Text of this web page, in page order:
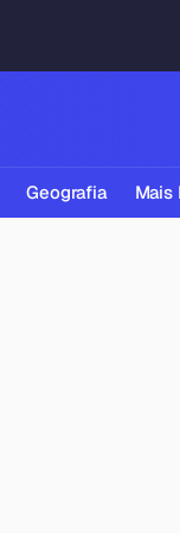
Geografia Mais